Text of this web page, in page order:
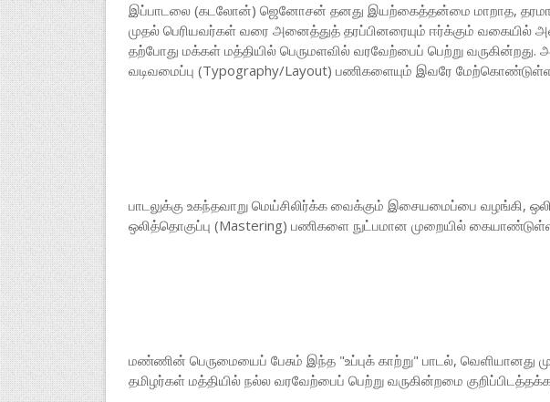
இப்பாடலை (கடலோன்) ஜெனோசன் தனது இயற்கைத்தன்மை மாறாத, தரமான
முதல் பெரியவர்கள் வரை அனைத்துத் தரப்பினரையும் ஈர்க்கும் வகையில்
தற்போது மக்கள் மத்தியில் பெருமளவில் வரவேற்பைப் பெற்று வருகின்றது.
வடிவமைப்பு (Typography/Layout) பணிகளையும் இவரே
பாடலுக்கு உகந்தவாறு மெய்சிலிர்க்க வைக்கும் இசையமைப்பை வழங்கி,
ஒலித்தொகுப்பு (Mastering) பணிகளை நுட்பமான முறையில்
மண்ணின் பெருமையைப் பேசும் இந்த "உப்புக் காற்று" பாடல், வெளியானது
தமிழர்கள் மத்தியில் நல்ல வரவேற்பைப் பெற்று வருகின்றமை